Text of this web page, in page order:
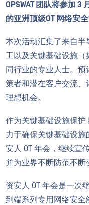
OPSWAT 团队将参加
的亚洲顶级OT 网络安
本次活动汇集了来自
工以及关键基础设施
同行业的专业人士。
策者和潜在客户交流
理想机会。
作为关键基础设施保护
力于确保关键基础设
安人 OT 年会，继续宣
并为业界不断防范不断
资安人 OT 年会是一次
到端系列专用网络安